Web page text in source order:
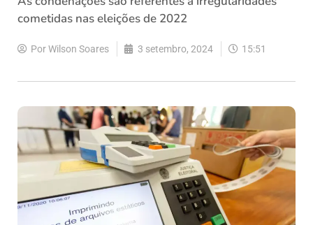
cometidas nas eleições de 2022
PorWilson Soares 3 setembro, 2024 15:51